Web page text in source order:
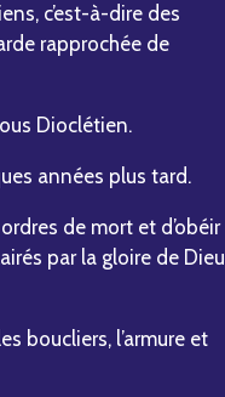
c’est-à-dire des
rapprochée de
Dioclétien.
années plus tard.
de mort et d’obéir
par la gloire de Dieu
boucliers, l’armure et